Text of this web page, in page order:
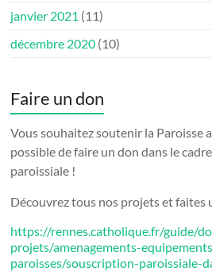
janvier 2021 (11)
décembre 2020 (10)
Faire un don
Vous souhaitez soutenir la Paroisse
possible de faire un don dans le
paroissiale !
Découvrez tous nos projets et faites
https://rennes.catholique.fr/guide/
projets/amenagements-
paroisses/souscription-paroissiale-